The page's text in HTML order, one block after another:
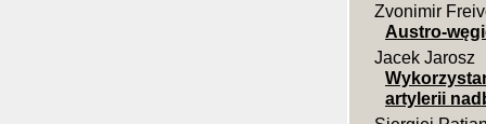
Zvonimir
Austro-
Jacek Jarosz
artylerii